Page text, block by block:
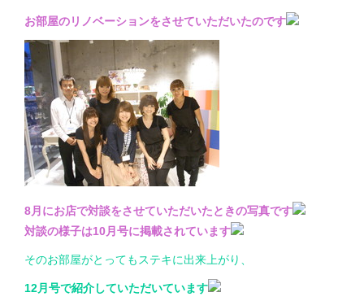
お部屋のリノベーションをさせていただいたのです
8月にお店で対談をさせていただいたときの写真です
対談の様子は10月号に掲載されています
そのお部屋がとってもステキに出来上がり、
12月号で紹介していただいています